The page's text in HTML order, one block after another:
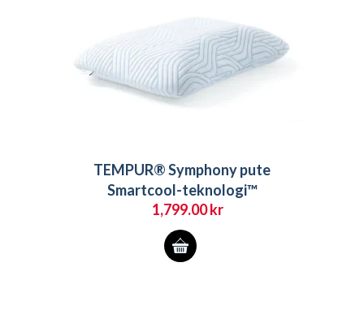
TEMPUR® Symphony pute
Smartcool-teknologi™
1,799.00kr
Dette
produktet
har